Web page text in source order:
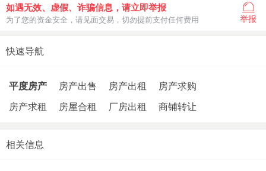
如遇无效、虚假、诈骗信息，请立即举报
为了您的资金安全，请见面交易，切勿提前支付任何费用 举报
快速导航
平度房产 房产出售 房产出租
房产求购
房产求租
房屋合租 厂房出租 商铺转让
相关信息